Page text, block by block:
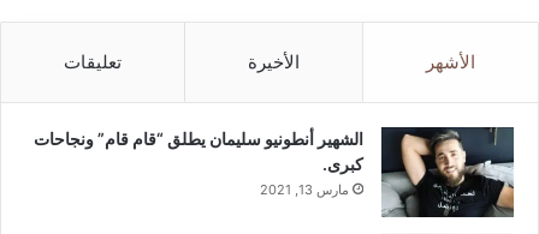
الأشهر الأخيرة تعليقات
الشهير أنطونيو سليمان يطلق “قام قام” ونجاحات
كبرى.
مارس 13, 2021